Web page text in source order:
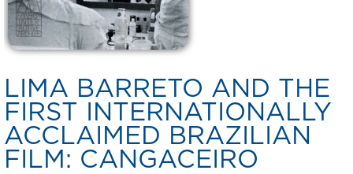
LIMA BARRETO AND THE
FIRST INTERNATIONALLY
ACCLAIMED BRAZILIAN
FILM: CANGACEIRO